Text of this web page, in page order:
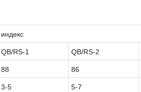
индекс
QB/RS-1 QB/RS-2
88 86
3-5 5-7